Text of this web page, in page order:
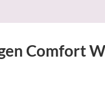
Comfort